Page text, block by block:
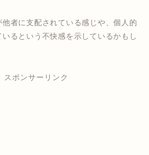
者に支配されている感じや、個人的
るという不快感を示しているかもし
スポンサーリンク